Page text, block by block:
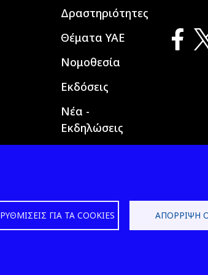
Δραστηριότητες
Θέματα ΥΑΕ
Νομοθεσία
Εκδόσεις
Νέα -
Εκδηλώσεις
ΡΥΘΜΊΣΕΙΣ ΓΙΑ ΤΑ COOKIES ΑΠΌΡΡΙΨΗ
Design & Development